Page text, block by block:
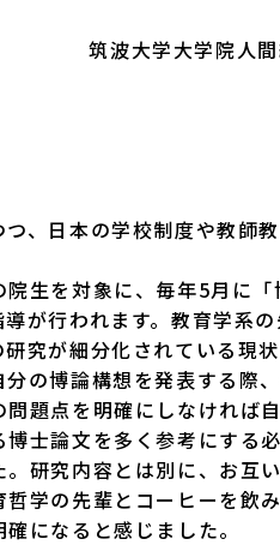
総合科学学術
期
(ケン
日本の学校制度や教師教
生を対象に、毎年5月に
が行われます。教育学系
究が細分化されている現
の博論構想を発表する際
題点を明確にしなければ
士論文を多く参考にする
研究内容とは別に、お互
学の先輩とコーヒーを飲
になると感じました。